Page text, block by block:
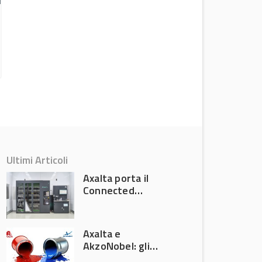
Ultimi Articoli
Axalta porta il
Connected
Automechanika
Frankfurt 2026
Axalta e
AkzoNobel: gli